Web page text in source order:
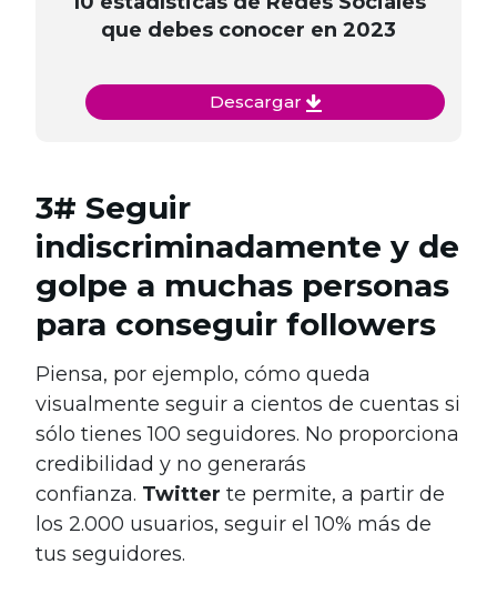
que debes conocer en 2023
Descargar
3# Seguir
indiscriminadamente y de
golpe a muchas personas
para conseguir followers
Piensa, por ejemplo, cómo queda
visualmente seguir a cientos de cuentas si
sólo tienes 100 seguidores. No proporciona
credibilidad y no generarás
confianza. Twitter te permite, a partir de
los 2.000 usuarios, seguir el 10% más de
tus seguidores.